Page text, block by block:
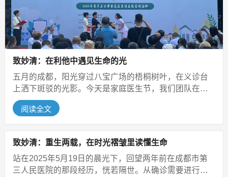
致妙清：在利他中遇见生命的光
五月的成都，阳光穿过八宝广场的梧桐树叶，在义诊台
上洒下斑驳的光影。今天是家庭医生节，我们团队在广
场上支起蓝色帐篷，为居民量血压、...
阅读全文
致妙清：重生两载，在时光褶皱里读懂生命
站在2025年5月19日的晨光下，回望两年前在成都市第
三人民医院的那段经历，恍若隔世。从确诊需要进行心